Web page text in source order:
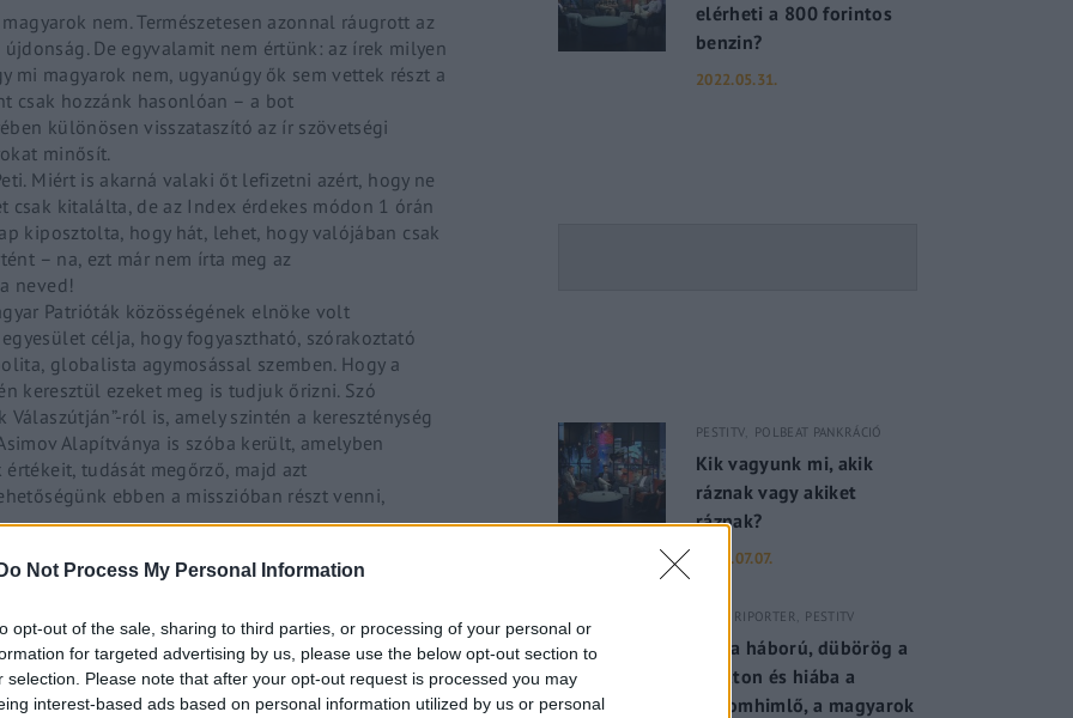
Do Not Process My Personal Information
opt-out of the sale, sharing to third parties, or processing of your personal or
for targeted advertising by us, please use the below opt-out section to
selection. Please note that after your opt-out request is processed you may
interest-based ads based on personal information utilized by us or personal
nem. Természetesen azonnal ráugrott az
De egyvalamit nem értünk: az írek milyen
magyarok nem, ugyanúgy ők sem vettek részt a
csak hozzánk hasonlóan – a bot
különösen visszataszító az ír szövetségi
minősít.
Miért is akarná valaki őt lefizetni azért, hogy ne
csak kitalálta, de az Index érdekes módon 1 órán
kiposztolta, hogy hát, lehet, hogy valójában csak
– na, ezt már nem írta meg az
neved!
Patrióták közösségének elnöke volt
célja, hogy fogyasztható, szórakoztató
globalista agymosással szemben. Hogy a
keresztül ezeket meg is tudjuk őrizni. Szó
Válaszútján”-ról is, amely szintén a kereszténység
Alapítványa is szóba került, amelyben
tudását megőrző, majd azt
ebben a misszióban részt venni,
a PestiTV létezését!”
elérheti a 800 forintos
benzin?
2022.05.31.
PESTITV POLBEAT PANKRÁCIÓ
Kik vagyunk mi, akik
ráznak vagy akiket
ráznak?
2022.07.07.
PESTI RIPORTER PESTITV
Dúl a háború, dübörög a
Balaton és hiába a
majomhimlő, a magyarok